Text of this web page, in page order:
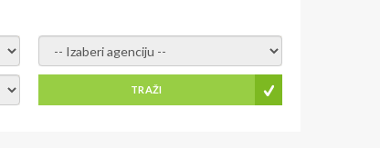
- izaberi agenciju -
TRAŽI